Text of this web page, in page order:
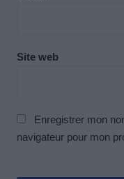
Site web
Enregistrer mon
navigateur pour mon